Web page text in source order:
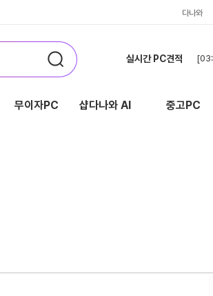
다나와
실시간 PC견적
무이자PC 샵다나와 AI 중고PC